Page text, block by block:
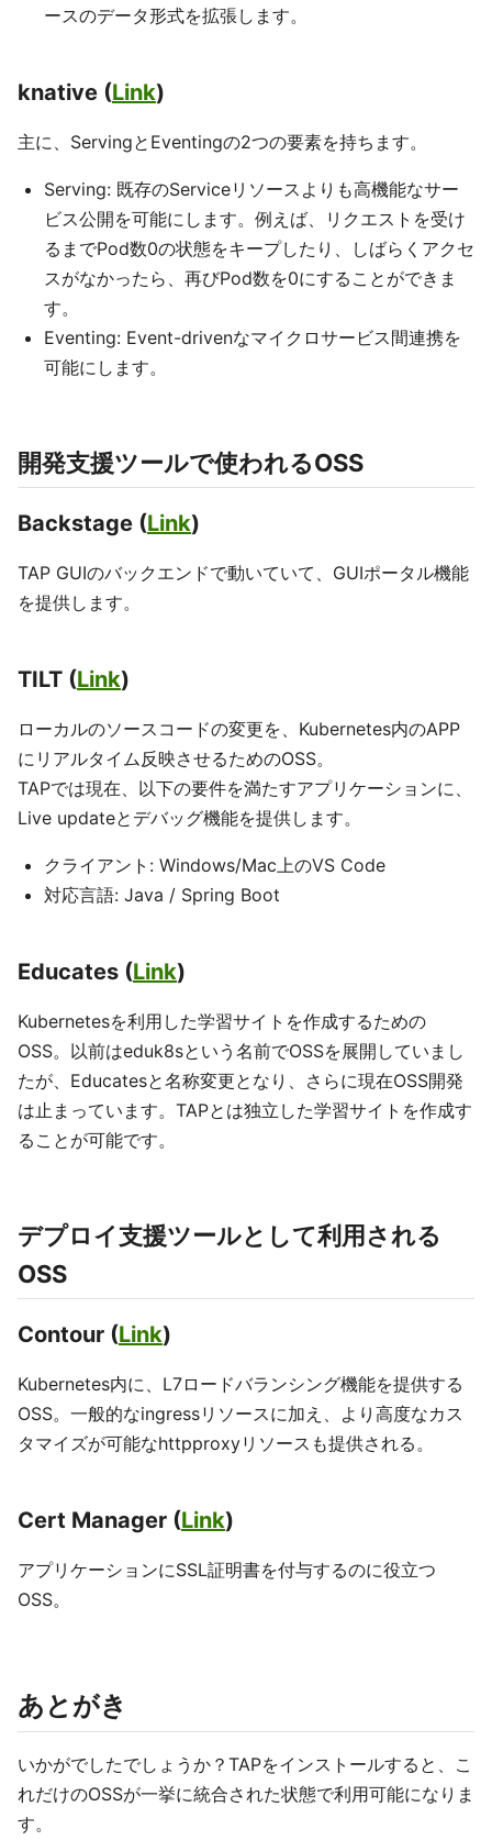
ースのデータ形式を拡張します。
knative (Link)
主に、ServingとEventingの2つの要素を持ちます。
Serving: 既存のServiceリソースよりも高機能なサー
ビス公開を可能にします。例えば、リクエストを受け
るまでPod数0の状態をキープしたり、しばらくアクセ
スがなかったら、再びPod数を0にすることができま
す。
Eventing: Event-drivenなマイクロサービス間連携を
可能にします。
開発支援ツールで使われるOSS
Backstage (Link)
TAP GUIのバックエンドで動いていて、GUIポータル機能
を提供します。
TILT (Link)
ローカルのソースコードの変更を、Kubernetes内のAPP
にリアルタイム反映させるためのOSS。
TAPでは現在、以下の要件を満たすアプリケーションに、
Live updateとデバッグ機能を提供します。
クライアント: Windows/Mac上のVS Code
対応言語: Java / Spring Boot
Educates (Link)
Kubernetesを利用した学習サイトを作成するための
OSS。以前はeduk8sという名前でOSSを展開していまし
たが、Educatesと名称変更となり、さらに現在OSS開発
は止まっています。TAPとは独立した学習サイトを作成す
ることが可能です。
デプロイ支援ツールとして利用される
OSS
Contour (Link)
Kubernetes内に、L7ロードバランシング機能を提供する
OSS。一般的なingressリソースに加え、より高度なカス
タマイズが可能なhttpproxyリソースも提供される。
Cert Manager (Link)
アプリケーションにSSL証明書を付与するのに役立つ
OSS。
あとがき
いかがでしたでしょうか？TAPをインストールすると、こ
れだけのOSSが一挙に統合された状態で利用可能になりま
す。